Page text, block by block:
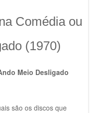
Comédia ou
(1970)
Meio Desligado
são os discos que